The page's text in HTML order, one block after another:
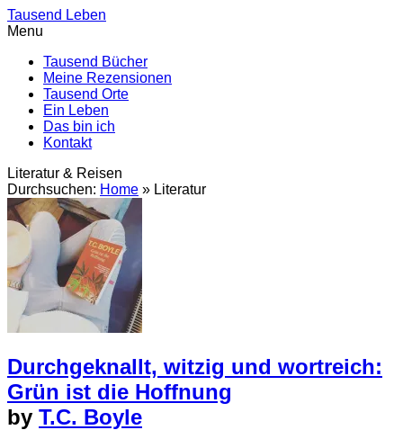
Tausend Leben
Menu
Tausend Bücher
Meine Rezensionen
Tausend Orte
Ein Leben
Das bin ich
Kontakt
Literatur & Reisen
Durchsuchen: Home » Literatur
Durchgeknallt, witzig und wortreich:
Grün ist die Hoffnung
by T.C. Boyle